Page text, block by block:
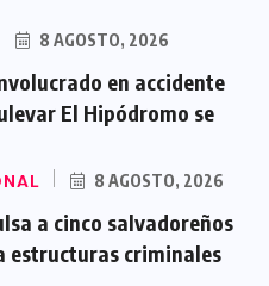
8 AGOSTO, 2026
en accidente
El Hipódromo se
8 AGOSTO, 2026
a cinco salvadoreños
estructuras criminales